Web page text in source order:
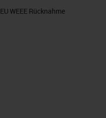
EU WEEE Rücknahme